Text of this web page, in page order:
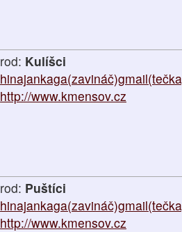
rod: Kulíšci
http://www.kmensov.cz
rod: Puštíci
http://www.kmensov.cz